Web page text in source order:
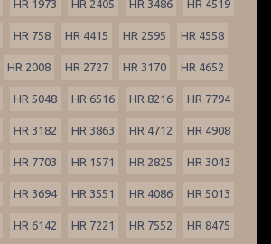
HR 1973 HR 2405 HR 3486 HR 4519
HR 758 HR 4415 HR 2595 HR 4558
HR 2008 HR 2727 HR 3170 HR 4652
HR 5048 HR 6516 HR 8216 HR 7794
HR 3182 HR 3863 HR 4712 HR 4908
HR 7703 HR 1571 HR 2825 HR 3043
HR 3694 HR 3551 HR 4086 HR 5013
HR 6142 HR 7221 HR 7552 HR 8475